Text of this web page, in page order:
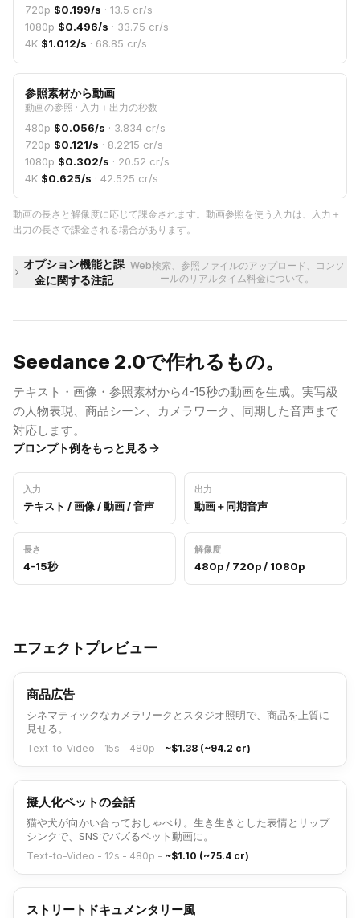
720p $0.199/s · 13.5 cr/s
1080p $0.496/s · 33.75 cr/s
4K $1.012/s · 68.85 cr/s
参照素材から動画
動画の参照 · 入力＋出力の秒数
480p $0.056/s · 3.834 cr/s
720p $0.121/s · 8.2215 cr/s
1080p $0.302/s · 20.52 cr/s
4K $0.625/s · 42.525 cr/s
動画の長さと解像度に応じて課金されます。動画参照を使う入力は、入力＋
出力の長さで課金される場合があります。
オプション機能と課
金に関する注記
Web検索、参照ファイルのアップロード、コンソ
ールのリアルタイム料金について。
Seedance 2.0で作れるもの。
テキスト・画像・参照素材から4-15秒の動画を生成。実写級
の人物表現、商品シーン、カメラワーク、同期した音声まで
対応します。
プロンプト例をもっと見る
入力
テキスト / 画像 / 動画 / 音声
出力
動画＋同期音声
長さ
4-15秒
解像度
480p / 720p / 1080p
エフェクトプレビュー
商品広告
シネマティックなカメラワークとスタジオ照明で、商品を上質に
見せる。
Text-to-Video - 15s - 480p - ~$1.38 (~94.2 cr)
擬人化ペットの会話
猫や犬が向かい合っておしゃべり。生き生きとした表情とリップ
シンクで、SNSでバズるペット動画に。
Text-to-Video - 12s - 480p - ~$1.10 (~75.4 cr)
ストリートドキュメンタリー風